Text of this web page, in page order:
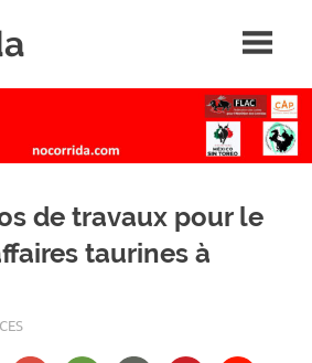
de travaux pour le
taurines à
LAHANA